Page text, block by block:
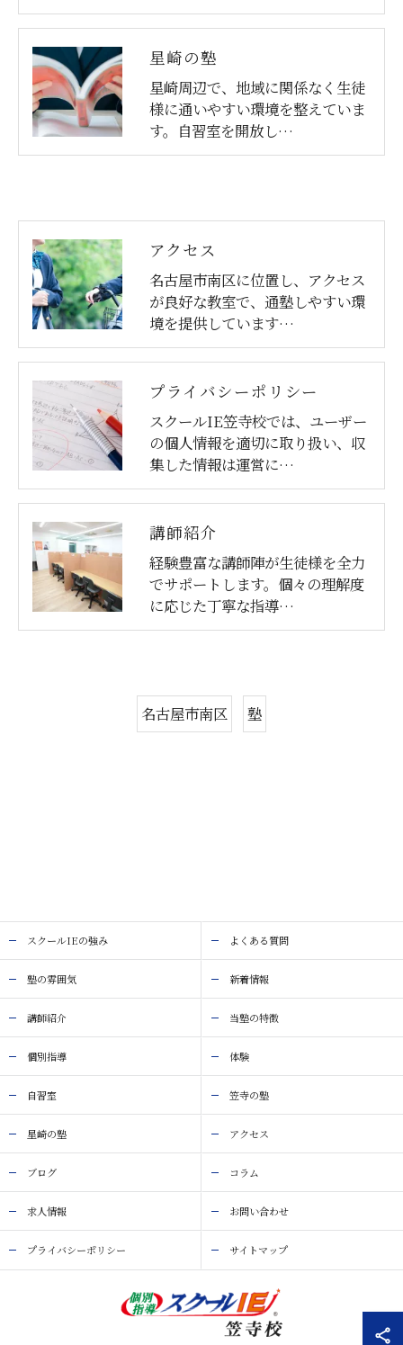
星崎の塾
星崎周辺で、地域に関係なく生徒
様に通いやすい環境を整えていま
す。自習室を開放し…
アクセス
名古屋市南区に位置し、アクセス
が良好な教室で、通塾しやすい環
境を提供しています…
プライバシーポリシー
スクールIE笠寺校では、ユーザー
の個人情報を適切に取り扱い、収
集した情報は運営に…
講師紹介
経験豊富な講師陣が生徒様を全力
でサポートします。個々の理解度
に応じた丁寧な指導…
名古屋市南区 塾
スクールIEの強み よくある質問
塾の雰囲気 新着情報
講師紹介 当塾の特徴
個別指導 体験
自習室 笠寺の塾
星崎の塾 アクセス
ブログ コラム
求人情報 お問い合わせ
プライバシーポリシー サイトマップ